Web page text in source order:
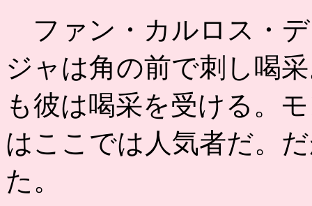
ファン・カルロス・
ジャは角の前で刺し喝
も彼は喝采を受ける。
はここでは人気者だ。
た。